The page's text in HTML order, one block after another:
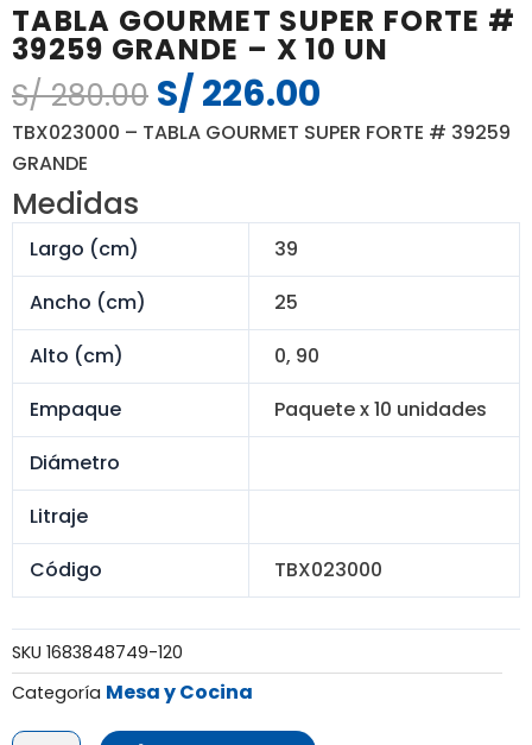
TABLA GOURMET SUPER FORTE #
39259 GRANDE – X 10 UN
S/280.00 El
precio
S/ 280.00.
S/226.00
precio
S/ 226.00.
TBX023000 – TABLA GOURMET SUPER FORTE # 39259
GRANDE
Medidas
Largo (cm)
39
Ancho (cm)
25
Alto (cm)
0, 90
Empaque
Paquete x 10 unidades
Diámetro
Litraje
Código
TBX023000
SKU 1683848749-120
Categoría Mesa y Cocina